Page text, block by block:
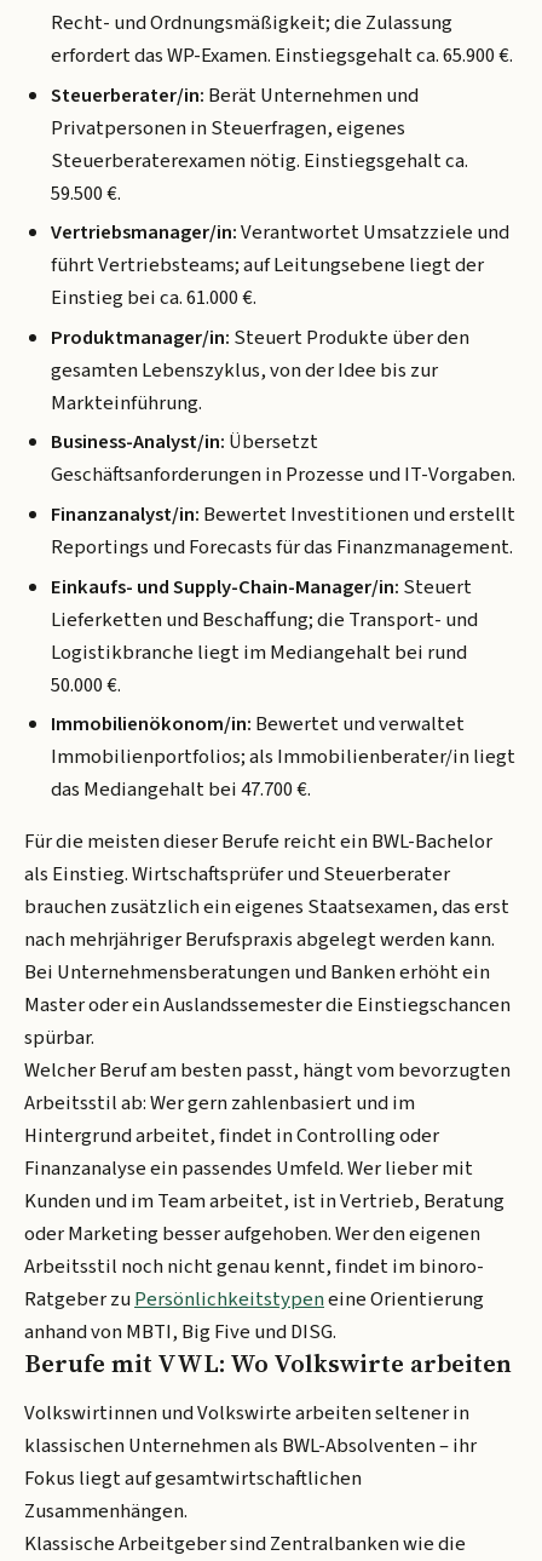
Recht- und Ordnungsmäßigkeit; die Zulassung
erfordert das WP-Examen. Einstiegsgehalt ca. 65.900 €.
Steuerberater/in: Berät Unternehmen und
Privatpersonen in Steuerfragen, eigenes
Steuerberaterexamen nötig. Einstiegsgehalt ca.
59.500 €.
Vertriebsmanager/in:Verantwortet Umsatzziele und
führt Vertriebsteams; auf Leitungsebene liegt der
Einstieg bei ca. 61.000 €.
Produktmanager/in: Steuert Produkte über den
gesamten Lebenszyklus, von der Idee bis zur
Markteinführung.
Business-Analyst/in: Übersetzt
Geschäftsanforderungen in Prozesse und IT-Vorgaben.
Finanzanalyst/in: Bewertet Investitionen und erstellt
Reportings und Forecasts für das Finanzmanagement.
Einkaufs- und Supply-Chain-Manager/in: Steuert
Lieferketten und Beschaffung; die Transport- und
Logistikbranche liegt im Mediangehalt bei rund
50.000 €.
Immobilienökonom/in: Bewertet und verwaltet
Immobilienportfolios; als Immobilienberater/in liegt
das Mediangehalt bei 47.700 €.
Für die meisten dieser Berufe reicht ein BWL-Bachelor
als Einstieg. Wirtschaftsprüfer und Steuerberater
brauchen zusätzlich ein eigenes Staatsexamen, das erst
nach mehrjähriger Berufspraxis abgelegt werden kann.
Bei Unternehmensberatungen und Banken erhöht ein
Master oder ein Auslandssemester die Einstiegschancen
spürbar.
Welcher Beruf am besten passt, hängt vom bevorzugten
Arbeitsstil ab: Wer gern zahlenbasiert und im
Hintergrund arbeitet, findet in Controlling oder
Finanzanalyse ein passendes Umfeld. Wer lieber mit
Kunden und im Team arbeitet, ist in Vertrieb, Beratung
oder Marketing besser aufgehoben. Wer den eigenen
Arbeitsstil noch nicht genau kennt, findet im binoro-
Ratgeber zuPersönlichkeitstypeneine Orientierung
anhand von MBTI, Big Five und DISG.
Berufe mit VWL: Wo Volkswirte arbeiten
Volkswirtinnen und Volkswirte arbeiten seltener in
klassischen Unternehmen als BWL-Absolventen – ihr
Fokus liegt auf gesamtwirtschaftlichen
Zusammenhängen.
Klassische Arbeitgeber sind Zentralbanken wie die